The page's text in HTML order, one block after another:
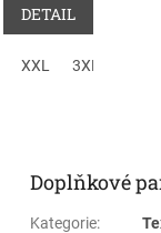
DETAIL
XXL 3XL
Doplňkové
Kategorie: